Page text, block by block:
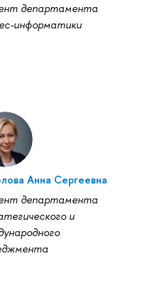
департамента
информатики
Анна Сергеевна
департамента
и